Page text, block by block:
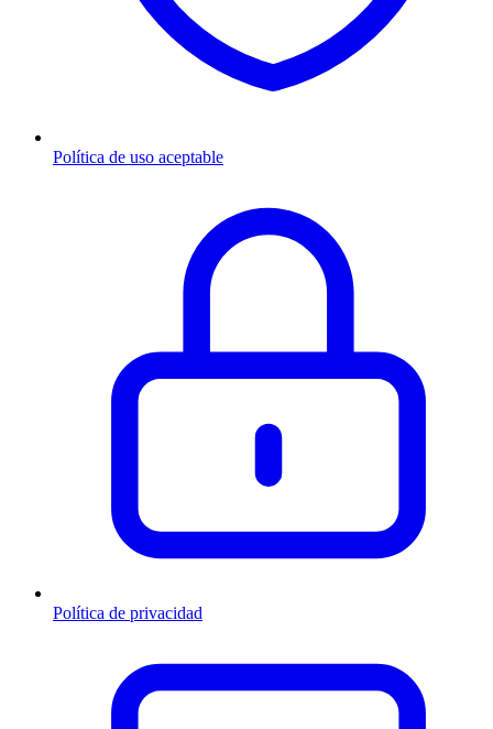
Política de uso aceptable
Política de privacidad